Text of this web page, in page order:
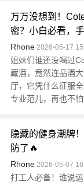
万万没想到！
密？小白必看，
Rhone2026-05-17
姐妹们谁还没喝过
藏酒，竟然连品酒
厅，它凭什么征服
专业范儿，再也不
隐藏的健身潮牌
防了🔥
Rhone2026-05-07
打工人必备！谁说